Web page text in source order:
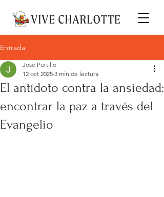
Entrada
El antídoto contra la ansiedad:
encontrar la paz a través del
Evangelio
Jose Portillo
12 oct 2025 3 min de lectura